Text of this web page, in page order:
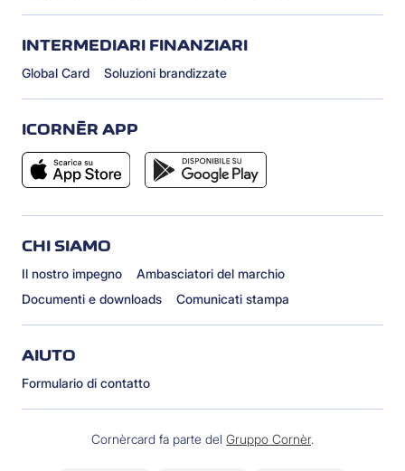
INTERMEDIARI FINANZIARI
Global Card Soluzioni brandizzate
ICORNÈR APP
CHI SIAMO
Il nostro impegno
Ambasciatori del marchio
Documenti e downloads
Comunicati stampa
AIUTO
Formulario di contatto
Cornèrcard fa parte del Gruppo Cornèr.